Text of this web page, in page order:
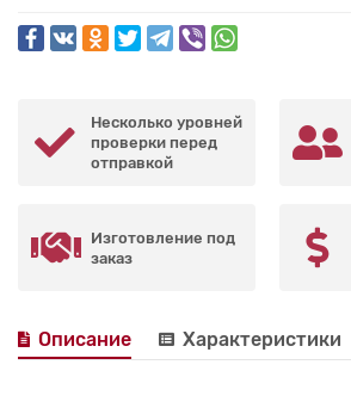
Несколько уровней
проверки перед
отправкой
Изготовление под
заказ
Описание Характеристики